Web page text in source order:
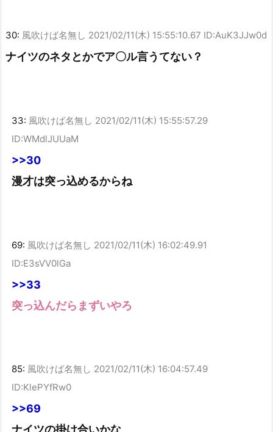
30: 風吹けば名無し 2021/02/11(木) 15:55:10.67 ID:AuK3JJw0d
ナイツのネタとかでア〇ル言うてない？
33: 風吹けば名無し 2021/02/11(木) 15:55:57.29
ID:WMdlJUUaM
>>30
漫才は突っ込めるからね
69: 風吹けば名無し 2021/02/11(木) 16:02:49.91
ID:E3sVV0lGa
>>33
突っ込んだらまずいやろ
85: 風吹けば名無し 2021/02/11(木) 16:04:57.49
ID:KlePYfRw0
>>69
ナイツの掛け合いかな